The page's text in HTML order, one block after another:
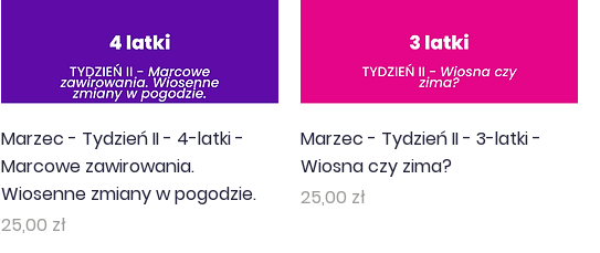
Marzec - Tydzień II - 4-latki -
Marcowe zawirowania.
Wiosenne zmiany w pogodzie.
Cena
25,00 zł
Marzec - Tydzień II - 3-latki -
Wiosna czy zima?
Cena
25,00 zł